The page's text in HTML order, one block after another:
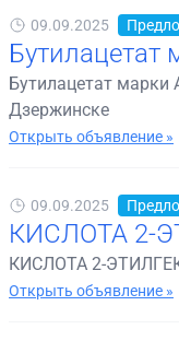
09.09.2025
Бутилацетат
Бутилацетат марки
Дзержинске
Открыть объявление »
09.09.2025
КИСЛОТА 2-
КИСЛОТА 2-
Открыть объявление »